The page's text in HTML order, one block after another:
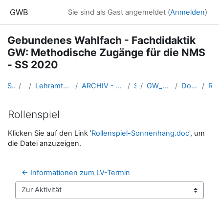
GWB Sie sind als Gast angemeldet (Anmelden)
Gebundenes Wahlfach - Fachdidaktik
GW: Methodische Zugänge für die NMS
- SS 2020
Startseite Kurse Lehramtsausbildung GW im Cluster Österreich Mitte ARCHIV - Lehrveranstaltungen am Standort Linz - seit 2016 SS_2020 GW_Wahlfach_MethodikNMS_2020ss Do. 19.3.2020 (Kuschnigg)
Rollenspiel
Abschlussbedingungen
Klicken Sie auf den Link 'Rollenspiel-Sonnenhang.doc', um
die Datei anzuzeigen.
← Informationen zum LV-Termin
Zur Aktivität